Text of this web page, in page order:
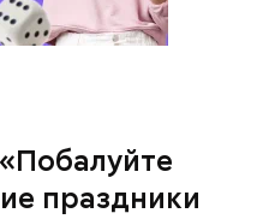
праздники
собаку»